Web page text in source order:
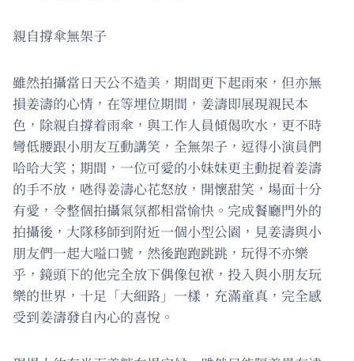
親自撐傘無架子
雖然拍攝當日天公不造美，期間更下起雨來，但亦無
損姜濤的心情，在等埋位期間，姜濤即展現親民本
色，除親自撐着雨傘，與工作人員傾偈吹水，更不時
彎低腰跟小朋友互動講笑，全無架子，逗得小演員們
哈哈大笑；期間，一位可愛的小妹妹更主動捉着姜濤
的手不放，𠱁得姜濤心花怒放，開懷甜笑，場面十分
有愛，令整個拍攝氣氛都相當愉快。完成餐廳門外的
拍攝後，大隊移師到附近一個小型公園，見姜濤與小
朋友們一起大嗌口號，然後跑跑跳跳，玩得不亦樂
乎，鏡頭下的他完全放下偶像包袱，投入與小朋友玩
樂的世界，十足「大細路」一樣，充滿童真，完全感
受到姜濤發自內心的喜悅。